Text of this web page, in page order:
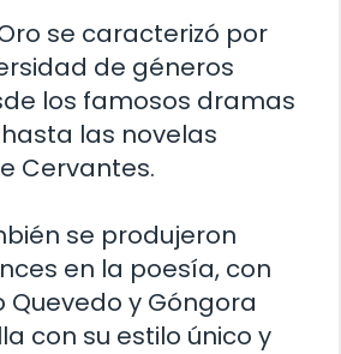
se caracterizó por
de géneros
los famosos dramas
las novelas
Cervantes.
se produjeron
en la poesía, con
y Góngora
con su estilo único y